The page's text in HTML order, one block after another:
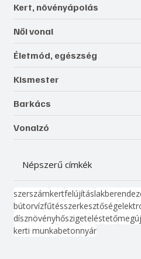
Kert, növényápolás
Női vonal
Életmód, egészség
Kismester
Barkács
Vonalzó
Népszerű címkék
szerszámkertfelújítás
bútorvízfűtésszerkesztőség
dísznövényhőszigeteléstető
kerti munkabetonnyár